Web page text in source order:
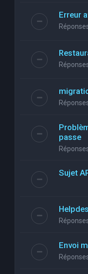
Erreur
passe
Sujet
Envoi